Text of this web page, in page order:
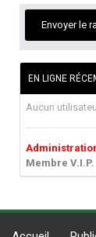
Envoyer le
EN LIGNE
Aucun
Membre V.I.P.